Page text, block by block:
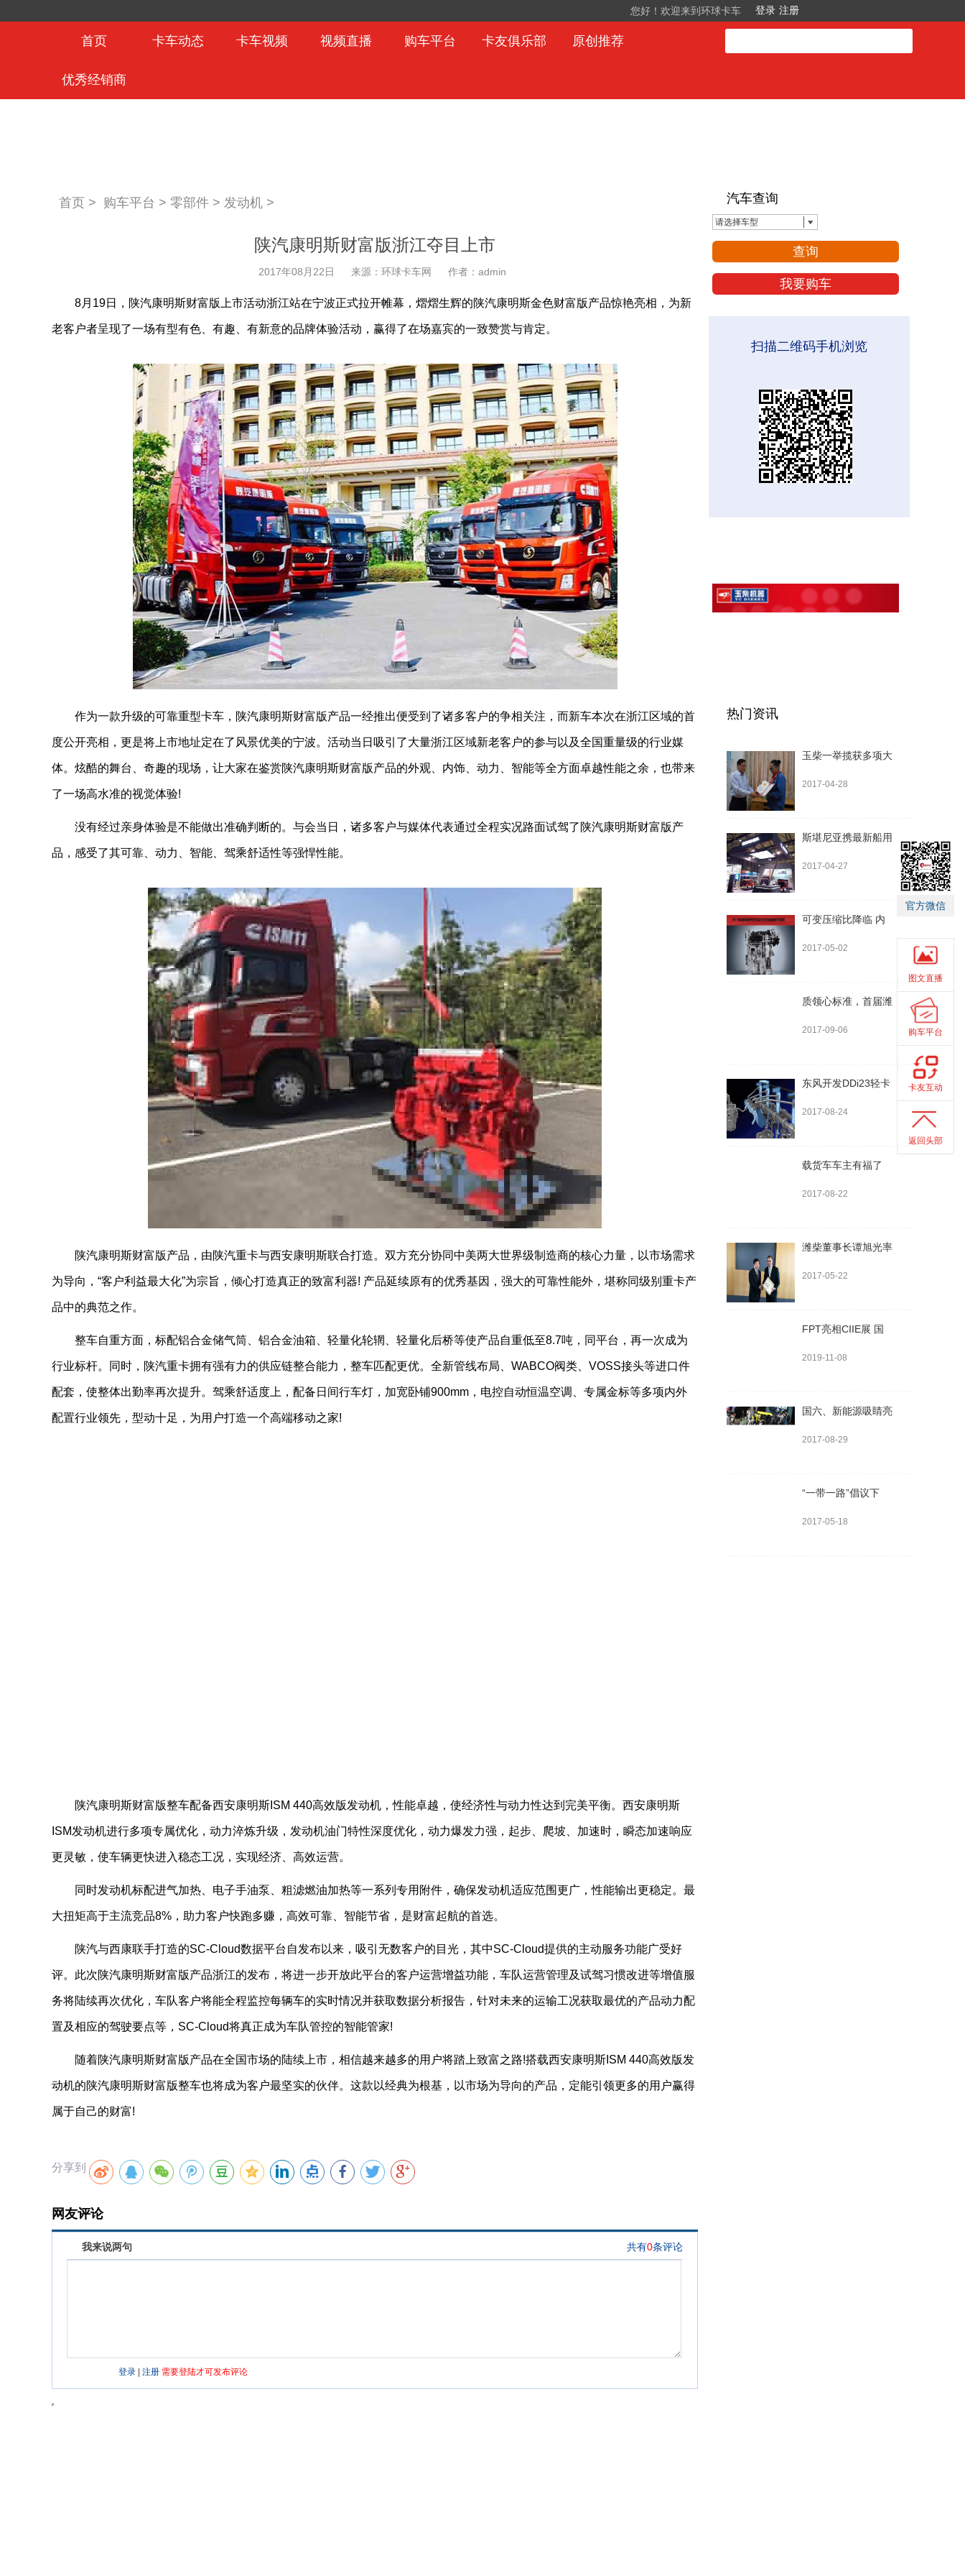
您好！欢迎来到环球卡车
首页 卡车动态 卡车视频 视频直播 购车平台 卡友俱乐部 原创推荐
优秀经销商
首页 > 购车平台 > 零部件 > 发动机 >
陕汽康明斯财富版浙江夺目上市
2017年08月22日 来源：环球卡车网 作者：admin
8月19日，陕汽康明斯财富版上市活动浙江站在宁波正式拉开帷幕，熠熠生辉的陕汽康明斯金色财富版产品惊艳亮相，为新
老客户者呈现了一场有型有色、有趣、有新意的品牌体验活动，赢得了在场嘉宾的一致赞赏与肯定。
作为一款升级的可靠重型卡车，陕汽康明斯财富版产品一经推出便受到了诸多客户的争相关注，而新车本次在浙江区域的首
度公开亮相，更是将上市地址定在了风景优美的宁波。活动当日吸引了大量浙江区域新老客户的参与以及全国重量级的行业媒
体。炫酷的舞台、奇趣的现场，让大家在鉴赏陕汽康明斯财富版产品的外观、内饰、动力、智能等全方面卓越性能之余，也带来
了一场高水准的视觉体验!
没有经过亲身体验是不能做出准确判断的。与会当日，诸多客户与媒体代表通过全程实况路面试驾了陕汽康明斯财富版产
品，感受了其可靠、动力、智能、驾乘舒适性等强悍性能。
陕汽康明斯财富版产品，由陕汽重卡与西安康明斯联合打造。双方充分协同中美两大世界级制造商的核心力量，以市场需求
为导向，“客户利益最大化”为宗旨，倾心打造真正的致富利器! 产品延续原有的优秀基因，强大的可靠性能外，堪称同级别重卡产
品中的典范之作。
整车自重方面，标配铝合金储气筒、铝合金油箱、轻量化轮辋、轻量化后桥等使产品自重低至8.7吨，同平台，再一次成为
行业标杆。同时，陕汽重卡拥有强有力的供应链整合能力，整车匹配更优。全新管线布局、WABCO阀类、VOSS接头等进口件
配套，使整体出勤率再次提升。驾乘舒适度上，配备日间行车灯，加宽卧铺900mm，电控自动恒温空调、专属金标等多项内外
配置行业领先，型动十足，为用户打造一个高端移动之家!
陕汽康明斯财富版整车配备西安康明斯ISM 440高效版发动机，性能卓越，使经济性与动力性达到完美平衡。西安康明斯
ISM发动机进行多项专属优化，动力淬炼升级，发动机油门特性深度优化，动力爆发力强，起步、爬坡、加速时，瞬态加速响应
更灵敏，使车辆更快进入稳态工况，实现经济、高效运营。
同时发动机标配进气加热、电子手油泵、粗滤燃油加热等一系列专用附件，确保发动机适应范围更广，性能输出更稳定。最
大扭矩高于主流竞品8%，助力客户快跑多赚，高效可靠、智能节省，是财富起航的首选。
陕汽与西康联手打造的SC-Cloud数据平台自发布以来，吸引无数客户的目光，其中SC-Cloud提供的主动服务功能广受好
评。此次陕汽康明斯财富版产品浙江的发布，将进一步开放此平台的客户运营增益功能，车队运营管理及试驾习惯改进等增值服
务将陆续再次优化，车队客户将能全程监控每辆车的实时情况并获取数据分析报告，针对未来的运输工况获取最优的产品动力配
置及相应的驾驶要点等，SC-Cloud将真正成为车队管控的智能管家!
随着陕汽康明斯财富版产品在全国市场的陆续上市，相信越来越多的用户将踏上致富之路!搭载西安康明斯ISM 440高效版发
动机的陕汽康明斯财富版整车也将成为客户最坚实的伙伴。这款以经典为根基，以市场为导向的产品，定能引领更多的用户赢得
属于自己的财富!
分享到
网友评论
汽车查询
请选择车型
查询
我要购车
扫描二维码手机浏览
热门资讯
玉柴一举揽获多项大
2017-04-28
斯堪尼亚携最新船用
2017-04-27
可变压缩比降临 内
2017-05-02
质领心标准，首届潍
2017-09-06
东风开发DDi23轻卡
2017-08-24
载货车车主有福了
2017-08-22
潍柴董事长谭旭光率
2017-05-22
FPT亮相CIIE展 国
2019-11-08
国六、新能源吸睛亮
2017-08-29
“一带一路”倡议下
2017-05-18
官方微信
图文直播
购车平台
卡友互动
返回头部